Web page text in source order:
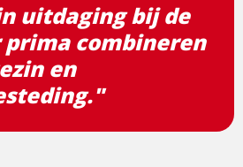
uitdaging bij de
combineren
en